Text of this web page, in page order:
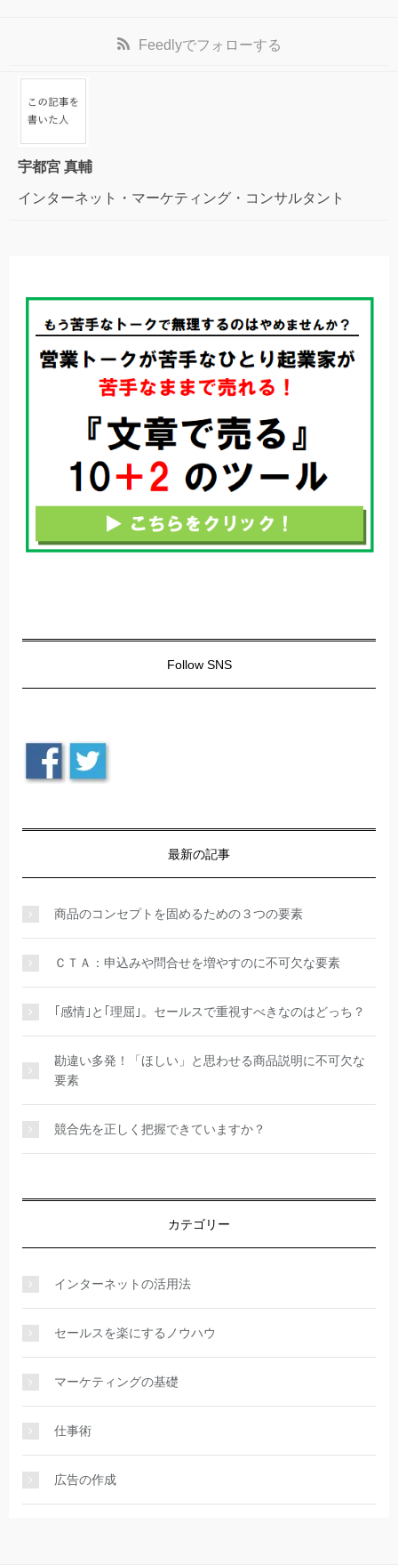
Feedlyでフォローする
宇都宮 真輔
インターネット・マーケティング・コンサルタント
Follow SNS
最新の記事
商品のコンセプトを固めるための３つの要素
ＣＴＡ：申込みや問合せを増やすのに不可欠な要素
｢感情｣と｢理屈｣。セールスで重視すべきなのはどっち？
勘違い多発！「ほしい」と思わせる商品説明に不可欠な
要素
競合先を正しく把握できていますか？
カテゴリー
インターネットの活用法
セールスを楽にするノウハウ
マーケティングの基礎
仕事術
広告の作成